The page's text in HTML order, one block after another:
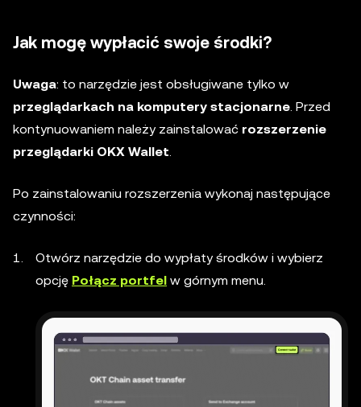
Jak mogę wypłacić swoje środki?
Uwaga: to narzędzie jest obsługiwane tylko w
przeglądarkach na komputery stacjonarne. Przed
kontynuowaniem należy zainstalować rozszerzenie
przeglądarki OKX Wallet.
Po zainstalowaniu rozszerzenia wykonaj następujące
czynności:
Otwórz narzędzie do wypłaty środków i wybierz
opcję Połącz portfel w górnym menu.